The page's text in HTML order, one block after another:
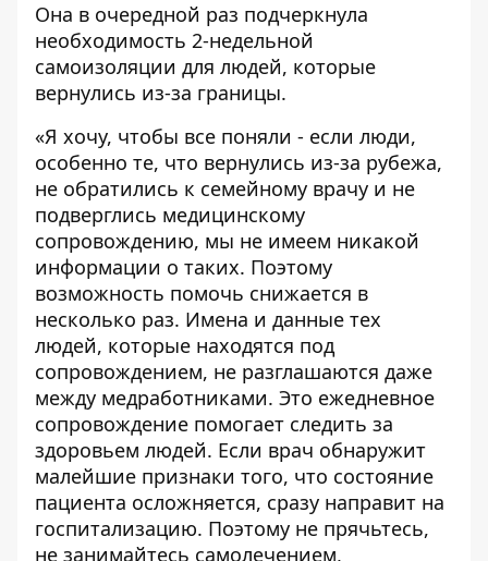
Она в очередной раз подчеркнула
необходимость 2-недельной
самоизоляции для людей, которые
вернулись из-за границы.
«Я хочу, чтобы все поняли - если люди,
особенно те, что вернулись из-за рубежа,
не обратились к семейному врачу и не
подверглись медицинскому
сопровождению, мы не имеем никакой
информации о таких. Поэтому
возможность помочь снижается в
несколько раз. Имена и данные тех
людей, которые находятся под
сопровождением, не разглашаются даже
между медработниками. Это ежедневное
сопровождение помогает следить за
здоровьем людей. Если врач обнаружит
малейшие признаки того, что состояние
пациента осложняется, сразу направит на
госпитализацию. Поэтому не прячьтесь,
не занимайтесь самолечением,